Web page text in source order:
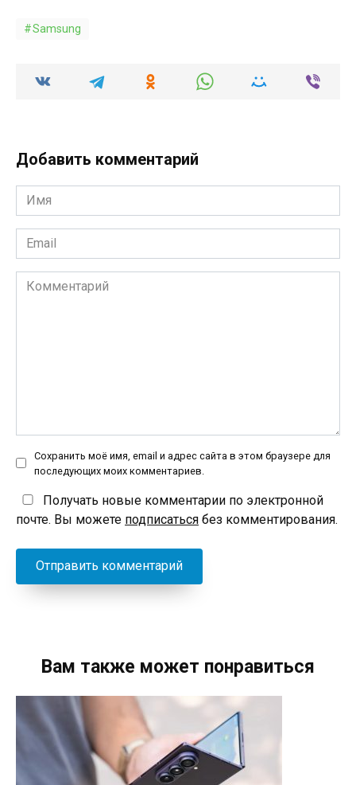
Samsung
Добавить комментарий
Имя
*
Email
*
Комментарий
Сохранить моё имя, email и адрес сайта в этом браузере для
последующих моих комментариев.
Получать новые комментарии по электронной
почте. Вы можете подписаться без комментирования.
Вам также может понравиться